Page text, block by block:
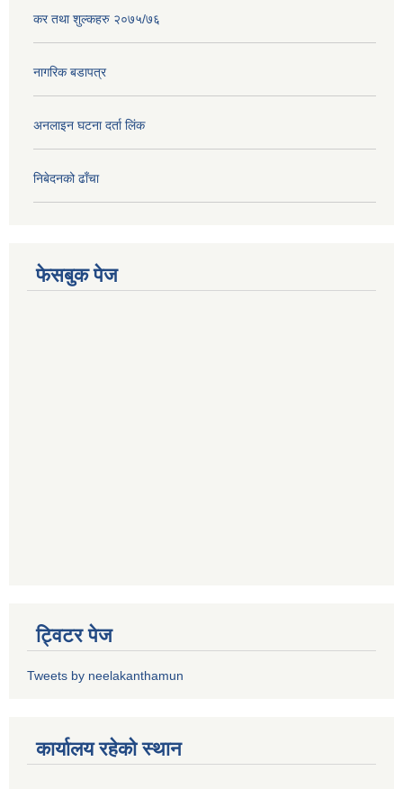
कर तथा शुल्कहरु २०७५/७६
नागरिक बडापत्र
अनलाइन घटना दर्ता लिंक
निबेदनको ढाँचा
फेसबुक पेज
ट्विटर पेज
Tweets by neelakanthamun
कार्यालय रहेको स्थान